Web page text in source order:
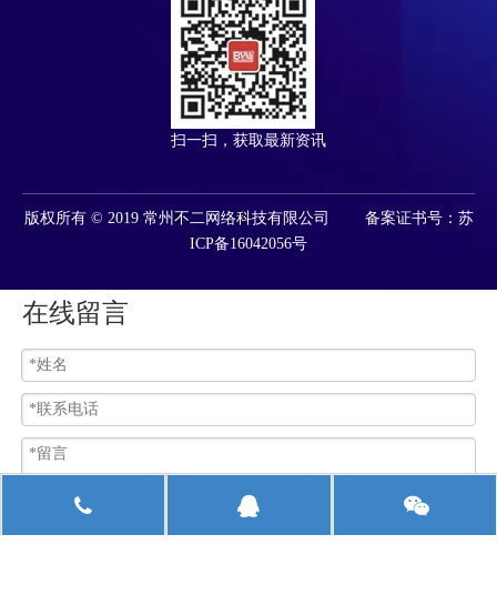
扫一扫，获取最新资讯
版权所有 © 2019 常州不二网络科技有限公司 备案证书号：苏
ICP备16042056号
在线留言